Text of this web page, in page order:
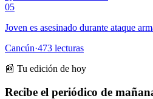
05
Joven es asesinado durante ataque
Cancún·473 lecturas
📰 Tu edición de hoy
Recibe el periódico de